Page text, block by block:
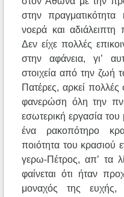
στην πραγματικότητα
νοερά και
Δεν είχε πολλές
στην αφάνεια, γι’
στοιχεία από την ζωή
Πατέρες, αρκεί
φανερώση όλη την
εσωτερική εργασία
ένα ρακοπότηρο
ποιότητα του κρασιού
γερω-Πέτρος, απ’ τα
φαίνεται ότι ήταν
μοναχός της ευχής,